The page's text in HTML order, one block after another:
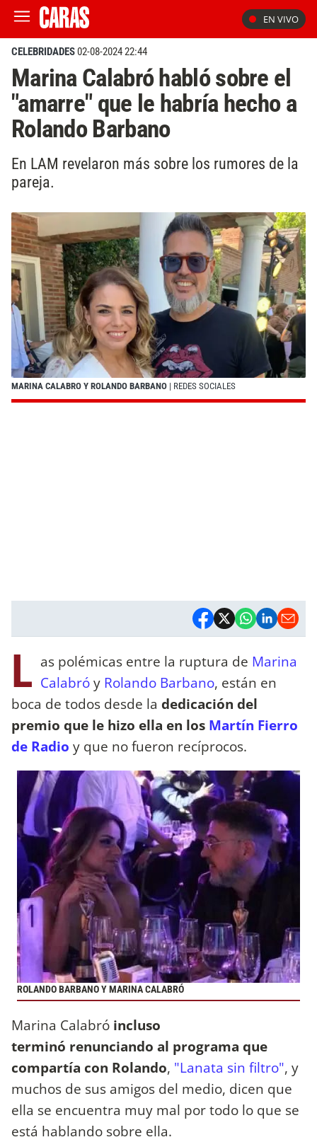
EN VIVO
CELEBRIDADES02-08-2024 22:44
Marina Calabró habló sobre el
"amarre" que le habría hecho a
Rolando Barbano
En LAM revelaron más sobre los rumores de la
pareja.
MARINA CALABRO Y ROLANDO BARBANO | REDES SOCIALES
L as polémicas entre la ruptura de Marina
Calabróy Rolando Barbano, están en
boca de todos desde la dedicación del
premio que le hizo ella en los Martín Fierro
de Radio y que no fueron recíprocos.
ROLANDO BARBANO Y MARINA CALABRÓ
Marina Calabró incluso
terminó renunciando al programa que
compartía con Rolando, "Lanata sin filtro", y
muchos de sus amigos del medio, dicen que
ella se encuentra muy mal por todo lo que se
está hablando sobre ella.